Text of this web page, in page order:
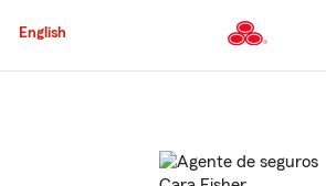
al
principal
English